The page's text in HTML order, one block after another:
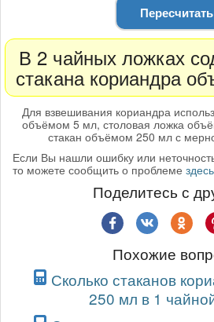
Пересчитать
В 2 чайных ложках
стакана кориандра
Для взвешивания кориандра
объёмом 5 мл, столовая ложка
стакан объёмом 250 мл с
Если Вы нашли ошибку или
то можете сообщить о проблеме здесь
Поделитесь с
Похожие
Сколько стаканов
250 мл в 1